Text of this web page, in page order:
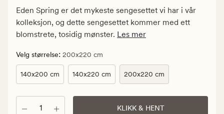
5
1
399,90
kr
Eden Spring er det mykeste sengesettet vi har i vår
kolleksjon, og dette sengesettet kommer med ett
blomstrete, tosidig mønster. Les mer
Velg størrelse: 200x220 cm
140x200 cm 140x220 cm 200x220 cm
Antall KLIKK & HENT